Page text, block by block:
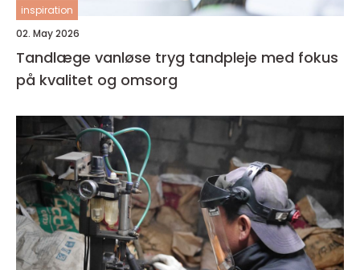
inspiration
02. May 2026
Tandlæge vanløse tryg tandpleje med fokus
på kvalitet og omsorg